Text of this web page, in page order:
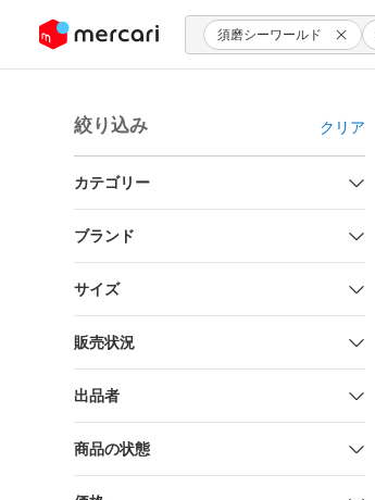
ツにスキップ 須磨シーワールド
絞り込み クリア
カテゴリー
ブランド
サイズ
販売状況
出品者
商品の状態